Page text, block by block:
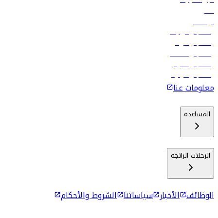
فنادق
الوظائف
رحلات إلى تبيليسي
رحلات إلى الرياض
رحلات إلى مسقط
رحلات إلى ماليه
رحلات إلى كولومبو
معلومات عنا
المساعدة
الرحلات الرائجة
الوظائف الأخبار سياساتنا الشروط والأحكام